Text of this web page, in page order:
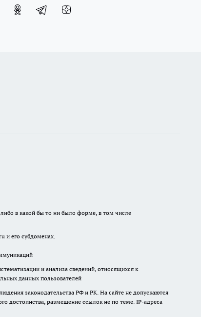
в какой бы то ни было форме, в том числе
и его субдоменах.
и анализа сведений, относящихся к
данных пользователей
законодательства РФ и РК. На сайте не допускаются
достоинства, размещение ссылок не по теме. IP-адреса